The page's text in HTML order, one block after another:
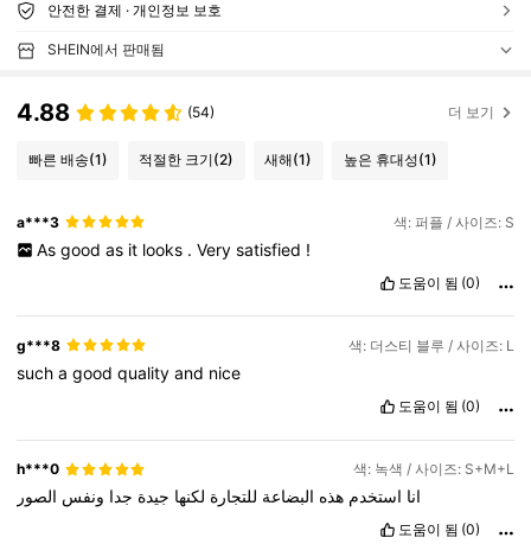
안전한 결제 · 개인정보 보호
SHEIN에서 판매됨
4.88 (54) 더 보기
빠른 배송(1) 적절한 크기(2) 새해(1) 높은 휴대성(1)
a***3 색: 퍼플 / 사이즈: S
As good as it looks . Very satisfied !
도움이 됨 (0)
g***8 색: 더스티 블루 / 사이즈: L
suchagoodqualityand nice
도움이 됨 (0)
h***0 색: 녹색 / 사이즈: S+M+L
انا استخدم هذه البضاعة للتجارة لكنها جيدة جدا ونفس الصور
도움이 됨 (0)